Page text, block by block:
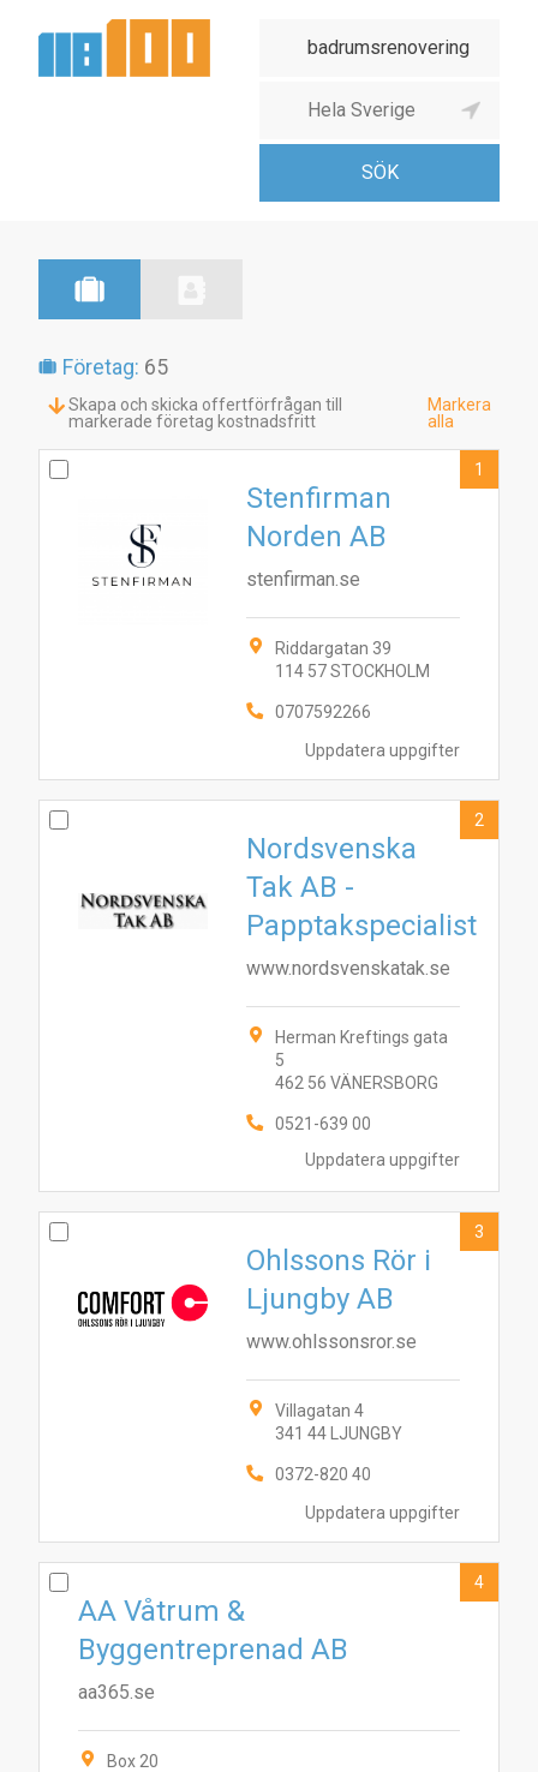
Företag: 65
Skapa och skicka offertförfrågan till
markerade företag kostnadsfritt
Markera
alla
Uppdatera uppgifter
Stenfirman
Norden AB
stenfirman.se
Riddargatan 39
114 57 STOCKHOLM
0707592266
1
Uppdatera uppgifter
Nordsvenska
Tak AB -
Papptakspecialist
www.nordsvenskatak.se
Herman Kreftings gata
5
462 56 VÄNERSBORG
0521-639 00
2
Uppdatera uppgifter
Ohlssons Rör i
Ljungby AB
www.ohlssonsror.se
Villagatan 4
341 44 LJUNGBY
0372-820 40
3
AA Våtrum &
Byggentreprenad AB
aa365.se
Box 20
4